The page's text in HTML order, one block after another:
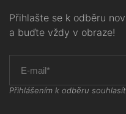
Přihlašte se k odběru
a buďte vždy v obraze!
Přihlášením k odběru